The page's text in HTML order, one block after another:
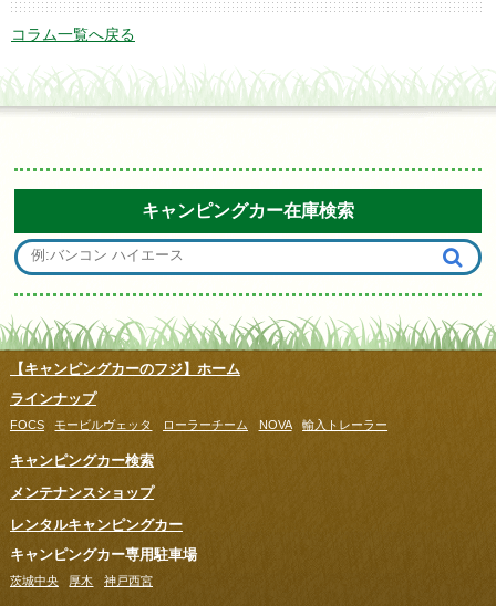
コラム一覧へ戻る
キャンピングカー在庫検索
【キャンピングカーのフジ】ホーム
ラインナップ
FOCS モービルヴェッタ ローラーチーム NOVA 輸入トレーラー
キャンピングカー検索
メンテナンスショップ
レンタルキャンピングカー
キャンピングカー専用駐車場
茨城中央 厚木 神戸西宮